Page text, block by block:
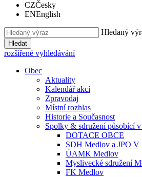
CZČesky
ENEnglish
Hledaný
Hledat
rozšířené vyhledávání
Obec
Aktuality
Kalendář akcí
Zpravodaj
Místní rozhlas
Historie a Současnost
Spolky & sdružení působící
DOTACE OBCE
SDH Medlov a JPO V
ÚAMK Medlov
Myslivecké sdružení
FK Medlov